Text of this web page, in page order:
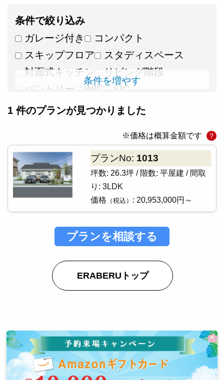
条件で絞り込み
ガレージ付き
コンパクト
スキップフロア
スタディスペース
対面式キッチン
リビング階段
パントリー
WIC
SIC
リモートワークスペース
広々リビング
ウッドデッキ・テラス
吹き抜け
条件を増やす
1 件のプランが見つかりました
※価格は概算金額です ？
プランNo: 1013
坪数: 26.3坪 / 階数: 平屋建 / 間取
り: 3LDK
価格 （税込） : 20,953,000円～
プランを相談する
ERABERUトップ